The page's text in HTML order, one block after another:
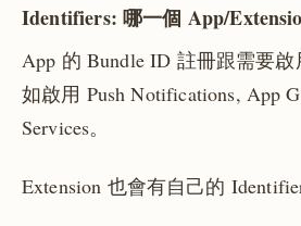
Identifiers: 哪一個 App/
App 的 Bundle ID 註冊跟需要啟
如啟用 Push Notifications, App
Services。
Extension 也會有自己的 Identifier